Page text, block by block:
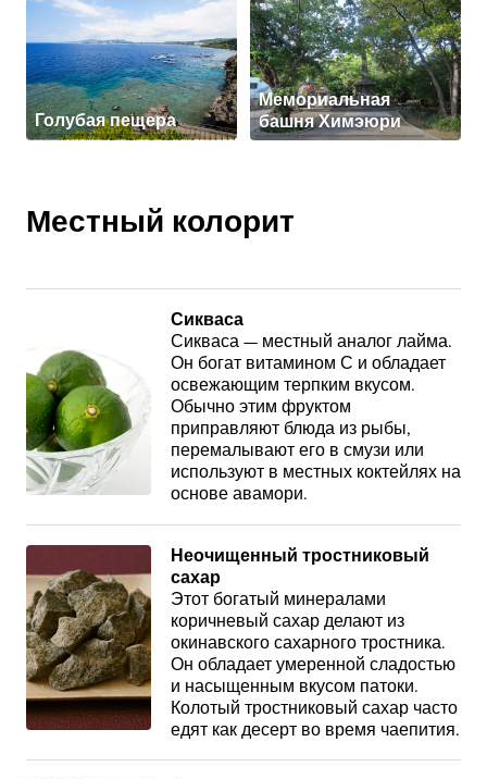
Голубая пещера
Мемориальная
башня Химэюри
Местный колорит
Сикваса
Сикваса — местный аналог лайма.
Он богат витамином С и обладает
освежающим терпким вкусом.
Обычно этим фруктом
приправляют блюда из рыбы,
перемалывают его в смузи или
используют в местных коктейлях на
основе авамори.
Неочищенный тростниковый
сахар
Этот богатый минералами
коричневый сахар делают из
окинавского сахарного тростника.
Он обладает умеренной сладостью
и насыщенным вкусом патоки.
Колотый тростниковый сахар часто
едят как десерт во время чаепития.